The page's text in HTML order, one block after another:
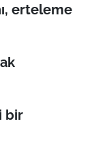
erteleme
bir